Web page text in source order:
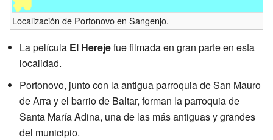
Localización de Portonovo en Sangenjo.
La película El Herejefue filmada en gran parte en esta
localidad.
Portonovo, junto con la antigua parroquia de San Mauro
de Arra y el barrio de Baltar, forman la parroquia de
Santa María Adina, una de las más antiguas y grandes
del municipio.